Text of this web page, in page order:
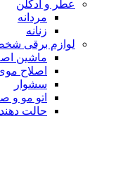
عطر و ادکلن
مردانه
زنانه
لوازم برقی
ماشین
اصلاح
سشوار
اتو مو و
حالت